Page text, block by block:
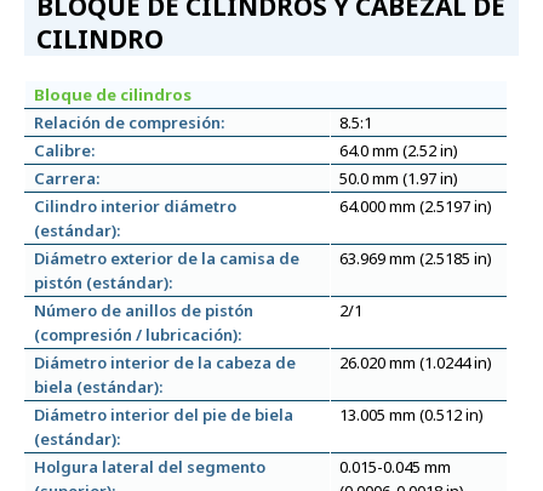
CILINDRO
Bloque de cilindros
Relación de compresión:
8.5:1
Calibre:
64.0 mm (2.52 in)
Carrera:
50.0 mm (1.97 in)
Cilindro interior diámetro
(estándar):
64.000 mm (2.5197 in)
Diámetro exterior de la camisa de
pistón (estándar):
63.969 mm (2.5185 in)
Número de anillos de pistón
(compresión / lubricación):
2/1
Diámetro interior de la cabeza de
biela (estándar):
26.020 mm (1.0244 in)
Diámetro interior del pie de biela
(estándar):
13.005 mm (0.512 in)
Holgura lateral del segmento
0.015-0.045 mm